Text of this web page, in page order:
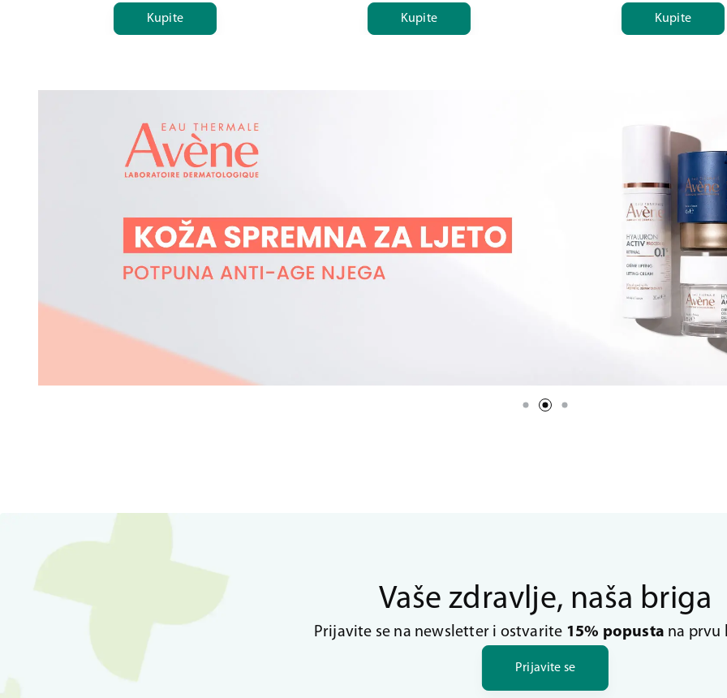
Kupite
Kupite
Kupite
Vaše zdravlje, naša briga
Prijavite se na newsletter i ostvarite 15% popusta na prvu
Prijavite se